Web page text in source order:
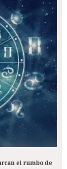
el rumbo de